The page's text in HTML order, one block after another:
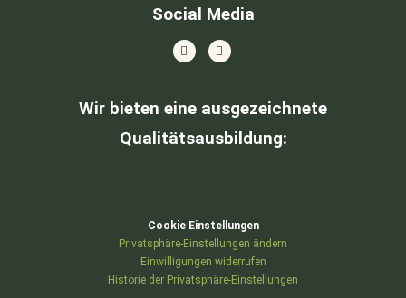
Social Media
Wir bieten eine ausgezeichnete
Qualitätsausbildung:
Cookie Einstellungen
Privatsphäre-Einstellungen ändern
Einwilligungen widerrufen
Historie der Privatsphäre-Einstellungen